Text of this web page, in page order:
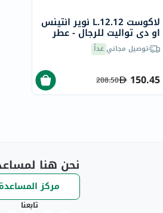
لاكوست L.12.12 نوير انتينس
او ​​دي تواليت للرجال - عطر
خشبي عطري، 100 مل
توصيل مجانيغداً
150.45
208.50
نحن هنا
مركز المساعدة
تابعنا